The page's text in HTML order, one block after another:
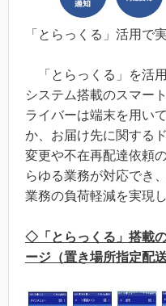
「とらっくる」活用で
「とらっくる」を活
システム搭載のスマー
ライバーは端末を用い
か、お届け先に関する
変更や不在再配達依頼
らゆる業務が対応でき
業務の負荷軽減を実現し
◇「とらっくる」搭載
ージ（置き場所指定配